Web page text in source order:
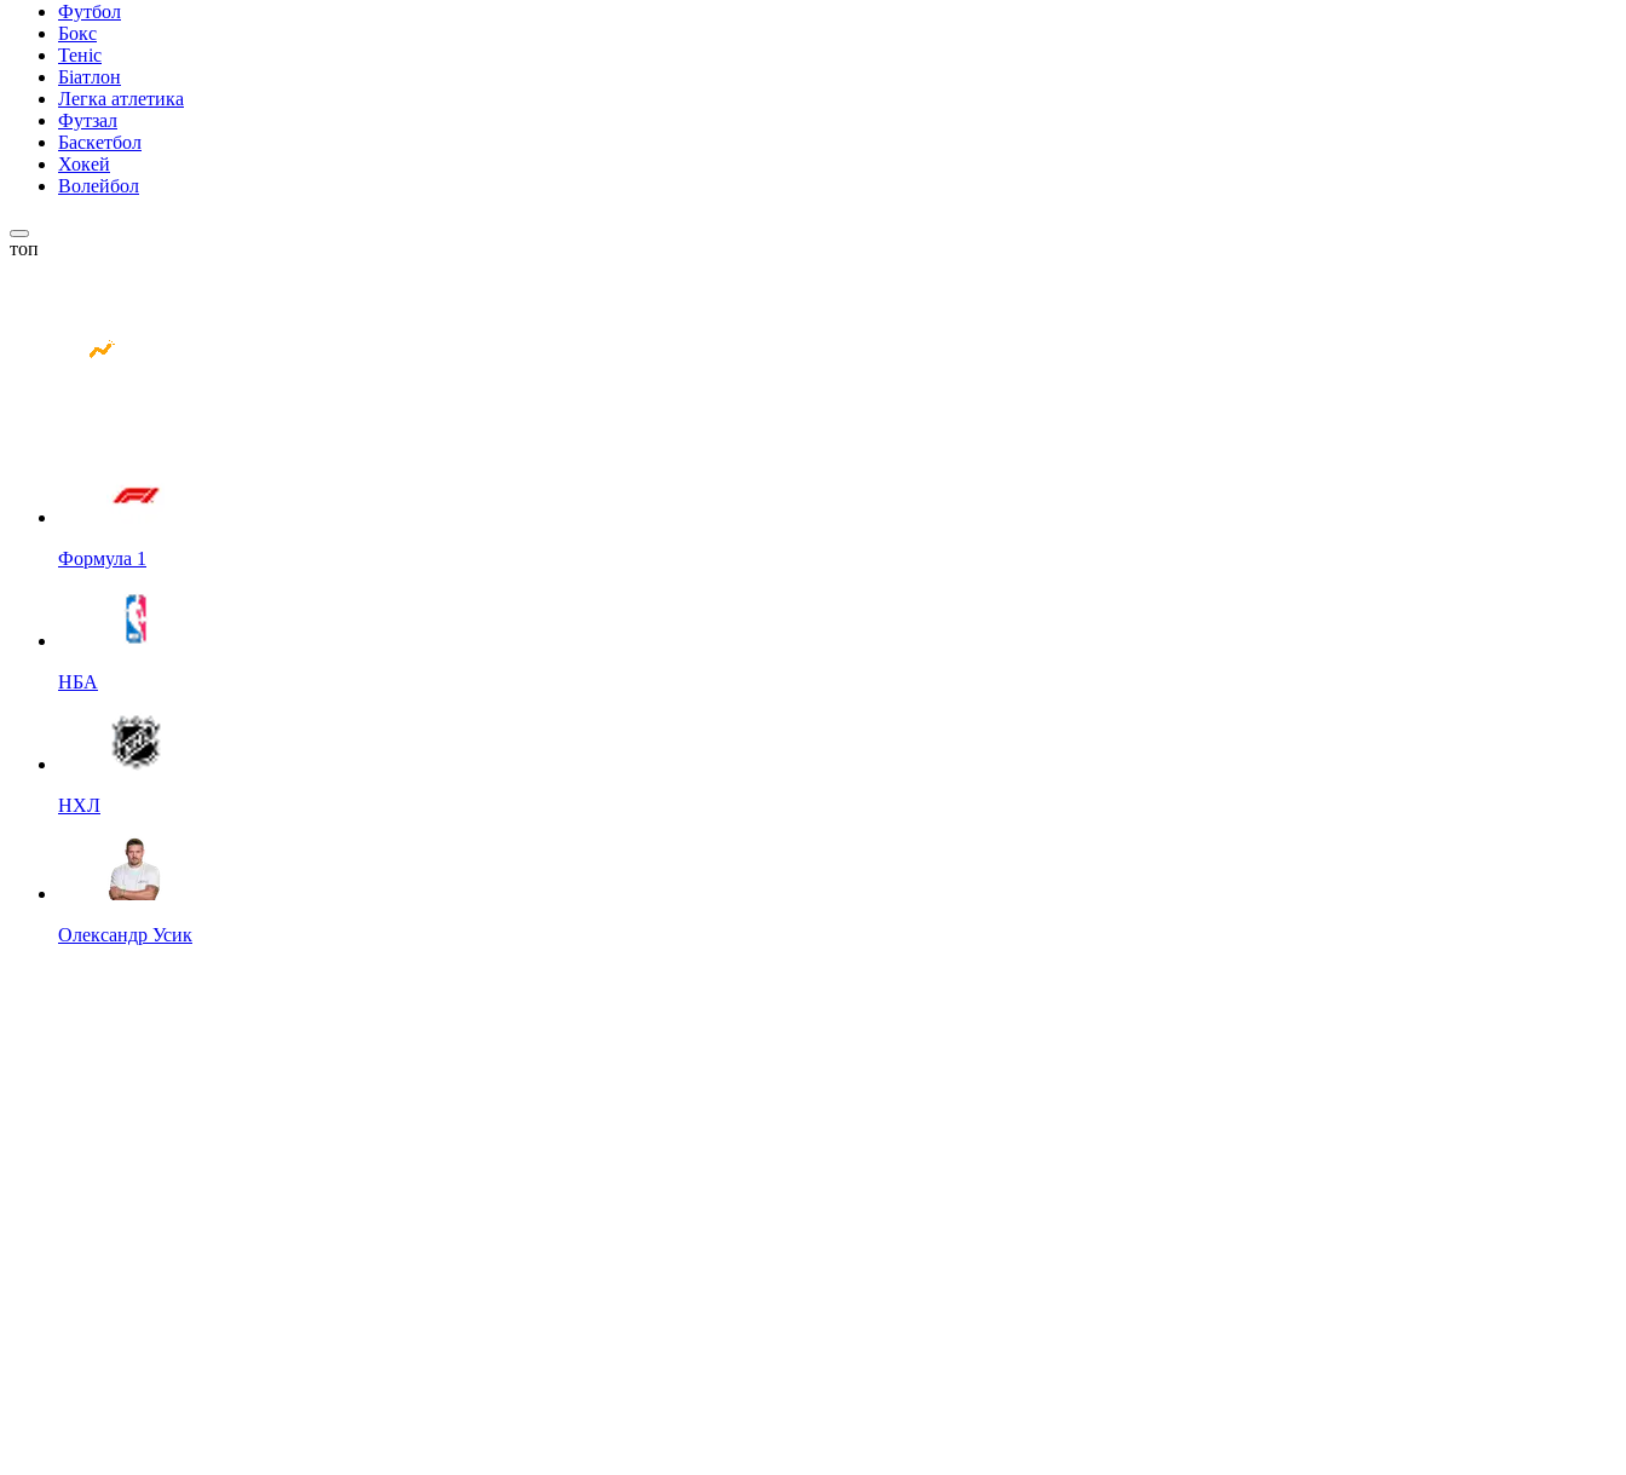
Футбол
Бокс
Теніс
Біатлон
Легка атлетика
Футзал
Баскетбол
Хокей
Волейбол
топ
Формула 1
НБА
НХЛ
Олександр Усик